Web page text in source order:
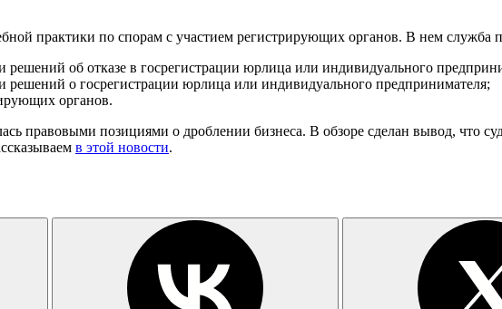
практики по спорам с участием регистрирующих органов. В нем служба
решений об отказе в госрегистрации юрлица или индивидуального
решений о госрегистрации юрлица или индивидуального предпринимателя;
органов.
правовыми позициями о дроблении бизнеса. В обзоре сделан вывод, что
в этой новости.